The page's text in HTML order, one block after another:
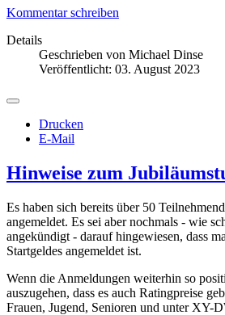
Kommentar schreiben
Details
Geschrieben von Michael Dinse
Veröffentlicht: 03. August 2023
Drucken
E-Mail
Hinweise zum
Es haben sich bereits über 50
angemeldet. Es sei aber nochmals - wie
angekündigt - darauf hingewiesen, dass
Startgeldes angemeldet ist.
Wenn die Anmeldungen weiterhin so
auszugehen, dass es auch Ratingpreise
Frauen, Jugend, Senioren und unter XY-